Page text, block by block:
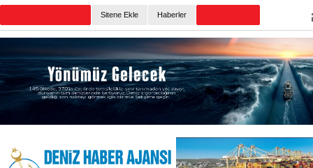
Sitene Ekle Haberler